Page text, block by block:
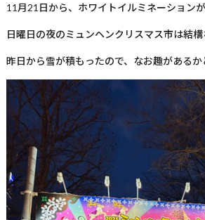
11 月21 日から、ホワイトイルミネーション
日曜日の夜のミュンヘンクリスマス市は結構
昨日から雪が積もったので、なお趣があるか